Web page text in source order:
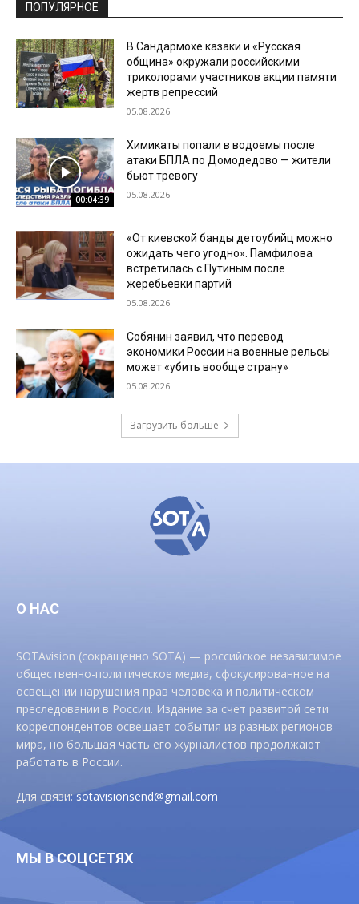
ПОПУЛЯРНОЕ
В Сандармохе казаки и «Русская
община» окружали российскими
триколорами участников акции памяти
жертв репрессий
05.08.2026
00:04:39
Химикаты попали в водоемы после
атаки БПЛА по Домодедово — жители
бьют тревогу
05.08.2026
«От киевской банды детоубийц можно
ожидать чего угодно». Памфилова
встретилась с Путиным после
жеребьевки партий
05.08.2026
Собянин заявил, что перевод
экономики России на военные рельсы
может «убить вообще страну»
05.08.2026
Загрузить больше
О НАС
SOTAvision (сокращенно SOTA) — российское независимое
общественно-политическое медиа, сфокусированное на
освещении нарушения прав человека и политическом
преследовании в России. Издание за счет развитой сети
корреспондентов освещает события из разных регионов
мира, но большая часть его журналистов продолжают
работать в России.
Для связи:sotavisionsend@gmail.com
МЫ В СОЦСЕТЯХ